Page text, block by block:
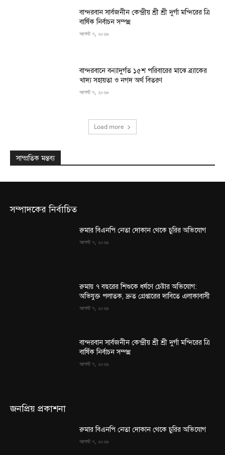
বান্দরবান সার্বজনীন কেন্দ্রীয় শ্রী শ্রী দুর্গা মন্দিরের ত্রি
বার্ষিক নির্বাচন সম্পন্ন
আগস্ট ৭, ২০২৬
বান্দরবানে বন্যাদুর্গত ১৫শ পরিবারের মাঝে ব্র্যাকের
খাদ্য সহায়তা ও নগদ অর্থ বিতরণ
আগস্ট ৭, ২০২৬
Load more
সাম্প্রতিক মন্তব্য
সম্পাদকের নির্বাচিত
রুমার বিএনপি নেতা দোকান থেকে চুরির অভিযোগ
আগস্ট ৭, ২০২৬
রুমায় ৭ বছরের শিশুকে ধর্ষণে চেষ্টার অভিযোগ:
অভিযুক্ত পলাতক, দ্রুত গ্রেপ্তারের দাবিতে এলাকাবাসী
আগস্ট ৭, ২০২৬
বান্দরবান সার্বজনীন কেন্দ্রীয় শ্রী শ্রী দুর্গা মন্দিরের ত্রি
বার্ষিক নির্বাচন সম্পন্ন
আগস্ট ৭, ২০২৬
জনপ্রিয় প্রকাশনা
রুমার বিএনপি নেতা দোকান থেকে চুরির অভিযোগ
আগস্ট ৭, ২০২৬